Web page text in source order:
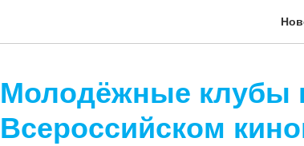
Молодёжные клубы
Всероссийском